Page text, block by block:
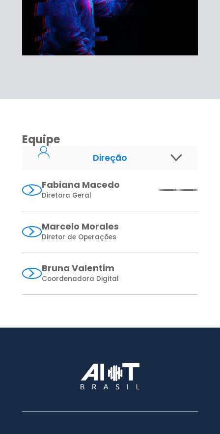
Equipe
Direção
Redação
Fabiana Macedo
Diretora Geral
Marcelo Morales
Diretor de Operações
Bruna Valentim
Coordenadora Digital